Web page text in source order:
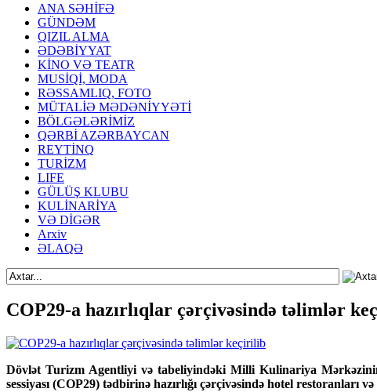
ANA SƏHİFƏ
GÜNDƏM
QIZIL ALMA
ƏDƏBİYYAT
KİNO VƏ TEATR
MUSİQİ, MODA
RƏSSAMLIQ, FOTO
MÜTALİƏ MƏDƏNİYYƏTİ
BÖLGƏLƏRİMİZ
QƏRBİ AZƏRBAYCAN
REYTİNQ
TURİZM
LIFE
GÜLÜŞ KLUBU
KULİNARİYA
VƏ DİGƏR
Arxiv
ƏLAQƏ
COP29-a hazırlıqlar çərçivəsində təlimlər
Dövlət Turizm Agentliyi və tabeliyindəki Milli Kulinariya Mərkəzinin
sessiyası (COP29) tədbirinə hazırlığı çərçivəsində hotel